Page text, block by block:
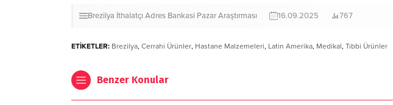
Brezilya İthalatçı Adres Bankasi Pazar Araştırması 16.09.2025 767
ETİKETLER: Brezilya, Cerrahi Ürünler, Hastane Malzemeleri, Latin Amerika, Medikal, Tıbbi Ürünler
Benzer Konular